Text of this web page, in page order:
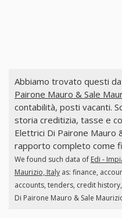
Abbiamo trovato questi
Pairone Mauro & Sale
contabilità, posti vacanti.
storia creditizia, tasse e
Elettrici Di Pairone Mauro
rapporto completo come
We found such data of Edi -
Maurizio, Italyas: finance,
accounts, tenders, credit
Di Pairone Mauro & Sale